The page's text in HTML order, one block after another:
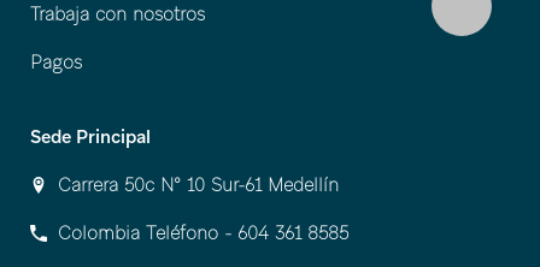
Trabaja con nosotros
Pagos
Sede Principal
Carrera 50c Nº 10 Sur-61 Medellín
Colombia Teléfono - 604 361 8585